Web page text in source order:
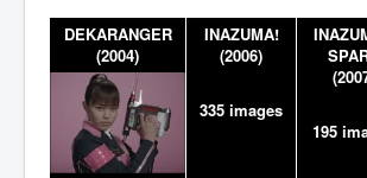
DEKARANGER
(2004)
INAZUMA!
(2006)
335 images
195